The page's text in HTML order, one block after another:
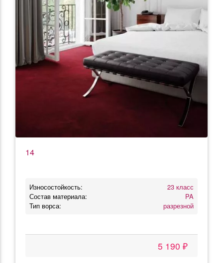
14
Износостойкость:
23 класс
Состав материала:
PA
Тип ворса:
разрезной
5 190 ₽